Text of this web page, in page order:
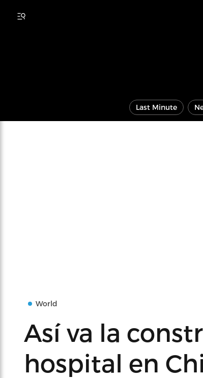
Last Minute
World
Así va la
hospital en